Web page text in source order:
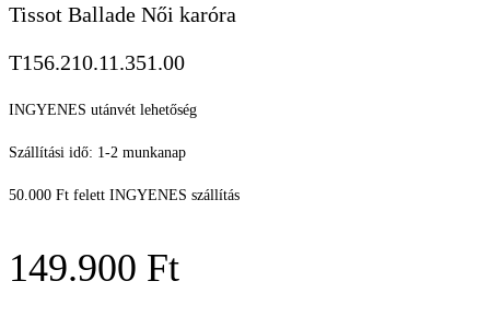
Tissot Ballade Női karóra
T156.210.11.351.00
INGYENES utánvét lehetőség
Szállítási idő: 1-2 munkanap
50.000 Ft felett INGYENES szállítás
149.900 Ft